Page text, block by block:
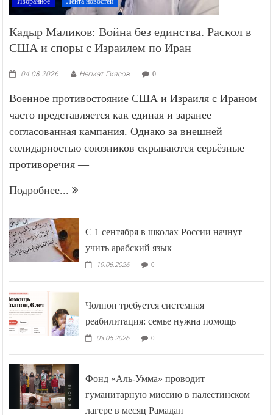
Кадыр Маликов: Война без единства. Раскол в
США и споры с Израилем по Иран
04.08.2026 Негмат Гиясов 0
Военное противостояние США и Израиля с Ираном
часто представляется как единая и заранее
согласованная кампания. Однако за внешней
солидарностью союзников скрываются серьёзные
противоречия —
Подробнее...
С 1 сентября в школах России начнут
учить арабский язык
19.06.2026 0
Чолпон требуется системная
реабилитация: семье нужна помощь
03.05.2026 0
Фонд «Аль-Умма» проводит
гуманитарную миссию в палестинском
лагере в месяц Рамадан